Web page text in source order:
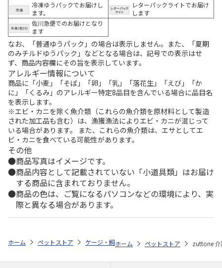
冷凍ゆうパックでお届けし
ます。
レターパックライトでお届け
します
佐川急便でのお届けとなり
ます
なお、「普通ゆうパック」の場合は表示しません。また、「夏期
のみチルドゆうパック」などとなる場合は、記号での表示はせ
ず、商品内容欄にその旨を表示しています。
アレルギー情報について
商品に「小麦」「そば」「卵」「乳」「落花生」「えび」「か
に」「くるみ」のアレルギー特定8品目を含んでいる場合に品目名
を表示します。
※エビ・カニを除く魚介類（これらの魚介類を原材料として製造
された加工品も含む）は、漁獲漁法によりエビ・カニが混じって
いる場合があります。 また、これらの魚介類は、エサとしてエ
ビ・カニを食べている可能性があります。
その他
商品写真はイメージです。
商品内容として記載されていない「小道具類」はお届け
する商品に含まれておりません。
商品の色は、ご覧になるパソコンなどの環境により、実
際と異なる場合があります。
ホーム ペットストア ケージ・飼育その他用品 療養・介護ケア用品
ホーム ペットストア zuttone 介